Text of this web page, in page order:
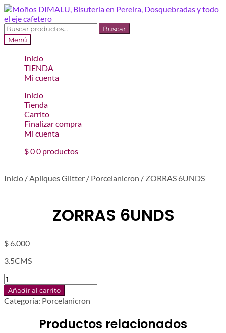
Ir
a
la
navegación
Ir
al
contenido
Buscar
por:
Buscar
Menú
Inicio
TIENDA
Mi cuenta
Inicio
Tienda
Carrito
Finalizar compra
Mi cuenta
$00 productos
Inicio /Apliques Glitter / Porcelanicron / ZORRAS 6UNDS
ZORRAS 6UNDS
$ 6.000
3.5CMS
ZORRAS
6UNDS
cantidad
Añadir al carrito
Categoría: Porcelanicron
Productos relacionados